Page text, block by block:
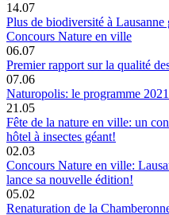
14.07
Plus de biodiversité à Lausanne
Concours Nature en ville
06.07
Premier rapport sur la qualité
07.06
Naturopolis: le programme
21.05
Fête de la nature en ville: un
hôtel à insectes géant!
02.03
Concours Nature en ville:
lance sa nouvelle édition!
05.02
Renaturation de la